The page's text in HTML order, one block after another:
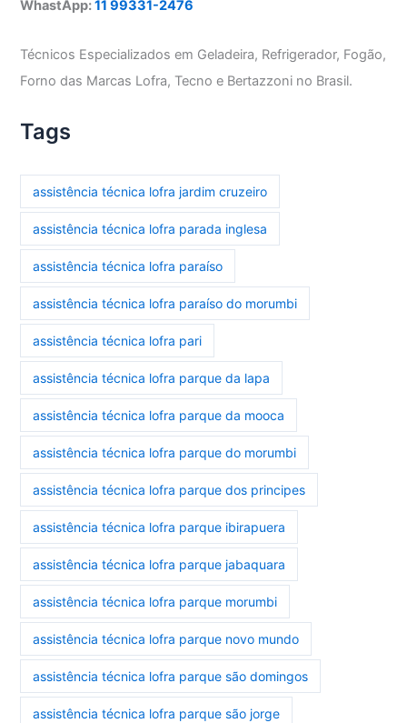
WhastApp:11 99331-2476
Técnicos Especializados em Geladeira, Refrigerador, Fogão,
Forno das Marcas Lofra, Tecno e Bertazzoni no Brasil.
Tags
assistência técnica lofra jardim cruzeiro
assistência técnica lofra parada inglesa
assistência técnica lofra paraíso
assistência técnica lofra paraíso do morumbi
assistência técnica lofra pari
assistência técnica lofra parque da lapa
assistência técnica lofra parque da mooca
assistência técnica lofra parque do morumbi
assistência técnica lofra parque dos principes
assistência técnica lofra parque ibirapuera
assistência técnica lofra parque jabaquara
assistência técnica lofra parque morumbi
assistência técnica lofra parque novo mundo
assistência técnica lofra parque são domingos
assistência técnica lofra parque são jorge